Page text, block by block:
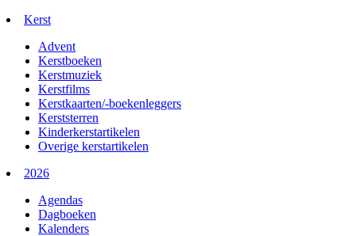
Kerst
Advent
Kerstboeken
Kerstmuziek
Kerstfilms
Kerstkaarten/-boekenleggers
Kerststerren
Kinderkerstartikelen
Overige kerstartikelen
2026
Agendas
Dagboeken
Kalenders